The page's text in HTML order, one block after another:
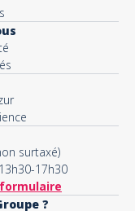
surtaxé)
17h30
?